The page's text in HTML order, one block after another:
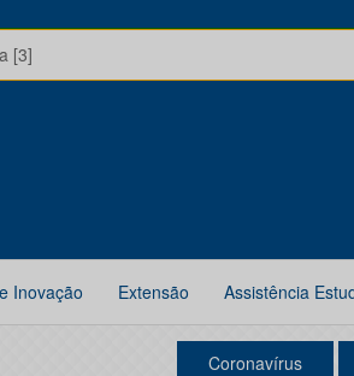
[3]
Inovação Extensão Assistência
Coronavírus